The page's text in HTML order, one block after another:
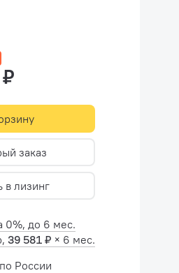
заказ
в лизинг
0%, до 6 мес.
39 581 ₽ × 6 мес.
России